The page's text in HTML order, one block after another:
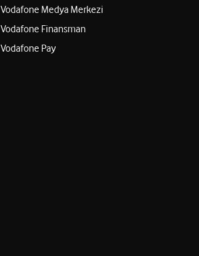
Vodafone Medya Merkezi
Vodafone Finansman
Vodafone Pay